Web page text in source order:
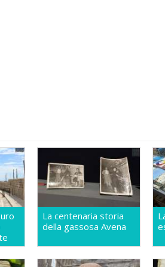
La centenaria storia
della gassosa Avena